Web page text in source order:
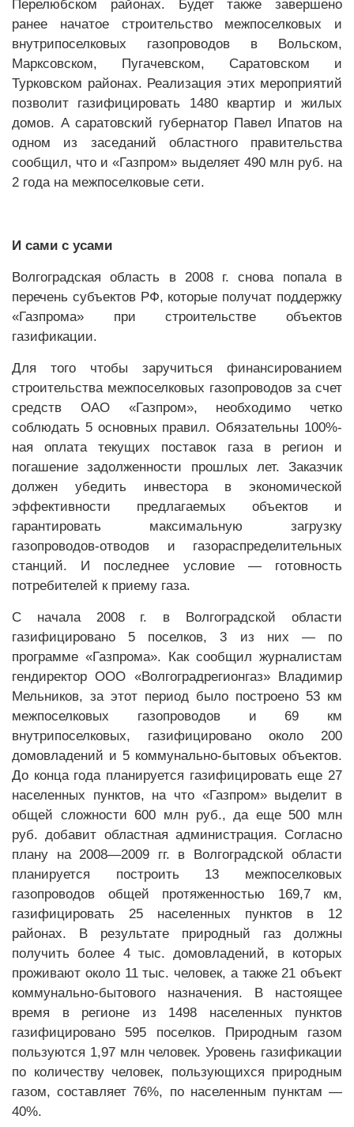
Перелюбском районах. Будет также завершено
ранее начатое строительство межпоселковых и
внутрипоселковых газопроводов в Вольском,
Марксовском, Пугачевском, Саратовском и
Турковском районах. Реализация этих мероприятий
позволит газифицировать 1480 квартир и жилых
домов. А саратовский губернатор Павел Ипатов на
одном из заседаний областного правительства
сообщил, что и «Газпром» выделяет 490 млн руб. на
2 года на межпоселковые сети.
И сами с усами
Волгоградская область в 2008 г. снова попала в
перечень субъектов РФ, которые получат поддержку
«Газпрома» при строительстве объектов
газификации.
Для того чтобы заручиться финансированием
строительства межпоселковых газопроводов за счет
средств ОАО «Газпром», необходимо четко
соблюдать 5 основных правил. Обязательны 100%-
ная оплата текущих поставок газа в регион и
погашение задолженности прошлых лет. Заказчик
должен убедить инвестора в экономической
эффективности предлагаемых объектов и
гарантировать максимальную загрузку
газопроводов-отводов и газораспределительных
станций. И последнее условие — готовность
потребителей к приему газа.
С начала 2008 г. в Волгоградской области
газифицировано 5 поселков, 3 из них — по
программе «Газпрома». Как сообщил журналистам
гендиректор ООО «Волгоградрегионгаз» Владимир
Мельников, за этот период было построено 53 км
межпоселковых газопроводов и 69 км
внутрипоселковых, газифицировано около 200
домовладений и 5 коммунально-бытовых объектов.
До конца года планируется газифицировать еще 27
населенных пунктов, на что «Газпром» выделит в
общей сложности 600 млн руб., да еще 500 млн
руб. добавит областная администрация. Согласно
плану на 2008—2009 гг. в Волгоградской области
планируется построить 13 межпоселковых
газопроводов общей протяженностью 169,7 км,
газифицировать 25 населенных пунктов в 12
районах. В результате природный газ должны
получить более 4 тыс. домовладений, в которых
проживают около 11 тыс. человек, а также 21 объект
коммунально-бытового назначения. В настоящее
время в регионе из 1498 населенных пунктов
газифицировано 595 поселков. Природным газом
пользуются 1,97 млн человек. Уровень газификации
по количеству человек, пользующихся природным
газом, составляет 76%, по населенным пунктам —
40%.